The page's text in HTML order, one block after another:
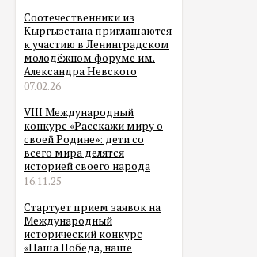
Соотечественники из
Кыргызстана приглашаются
к участию в Ленинградском
молодёжном форуме им.
Александра Невского
07.02.26
VIII Международный
конкурс «Расскажи миру о
своей Родине»: дети со
всего мира делятся
историей своего народа
16.11.25
Стартует прием заявок на
Международный
исторический конкурс
«Наша Победа, наше